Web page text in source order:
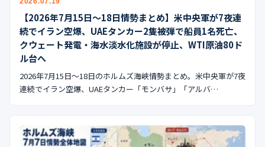
会社案内
【2026年7月15日〜18日情勢まとめ】米中央軍が7夜連
続でイラン空爆、UAEタンカー2隻被弾で船員1名死亡、
クウェート発電・海水淡水化施設が停止、WTI原油80ド
ル台へ
2026年7月15日〜18日のホルムズ海峡情勢まとめ。米中央軍が7夜
連続でイラン空爆、UAEタンカー「モンバサ」「アルバ…